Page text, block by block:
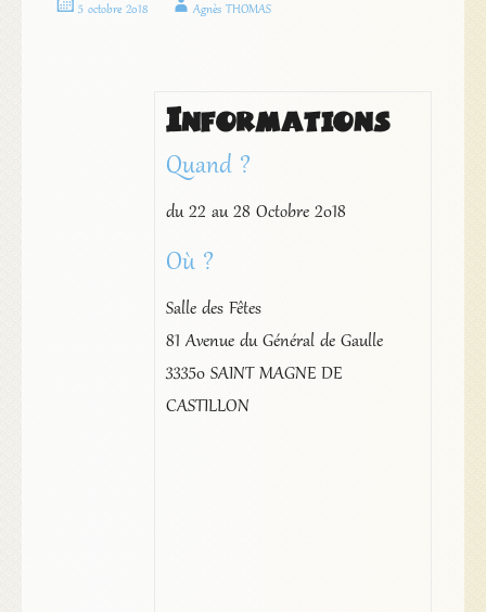
5 octobre 2018 Agnès THOMAS
Informations
Quand ?
du 22 au 28 Octobre 2018
Où ?
Salle des Fêtes
81 Avenue du Général de Gaulle
33350 SAINT MAGNE DE
CASTILLON